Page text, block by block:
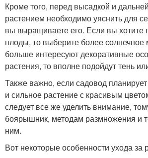
Кроме того, перед высадкой и
растением необходимо уяснить для
вы выращиваете его. Если вы хотите
плоды, то выберите более солнечное
больше интересуют декоративные
растения, то вполне подойдут тень
Также важно, если садовод
и сильное растение с красивым
следует все же уделить внимание,
боярышник, методам размножения и
ним.
Вот некоторые особенности ухода за